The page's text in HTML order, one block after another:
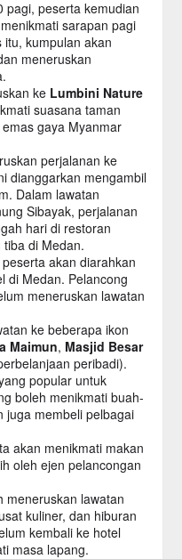
pagi, peserta kemudian
sarapan pagi
kumpulan akan
meneruskan
ke Lumbini Nature
suasana taman
gaya Myanmar
perjalanan ke
dianggarkan mengambil
Dalam lawatan
Sibayak, perjalanan
hari di restoran
di Medan.
akan diarahkan
di Medan. Pelancong
meneruskan lawatan
ke beberapa ikon
Maimun, Masjid Besar
peribadi).
popular untuk
boleh menikmati buah-
juga membeli pelbagai
akan menikmati makan
oleh ejen pelancongan
meneruskan lawatan
kuliner, dan hiburan
kembali ke hotel
masa lapang.